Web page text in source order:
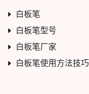
白板笔
白板笔型号
白板笔厂家
白板笔使用方法技巧